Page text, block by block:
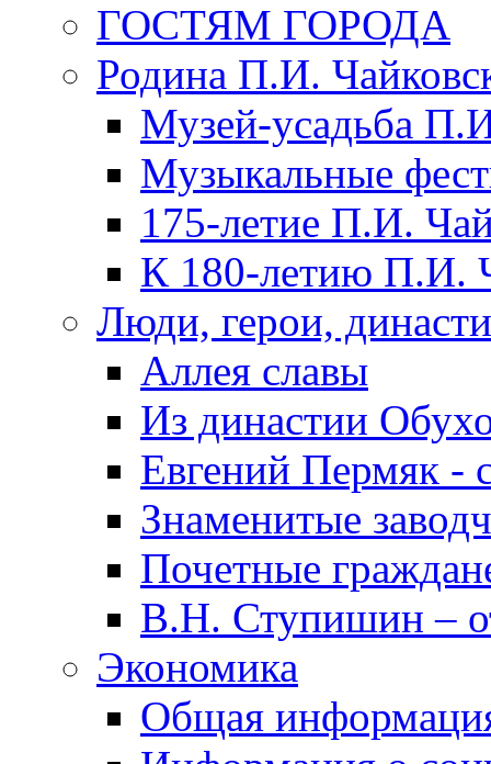
ГОСТЯМ ГОРОДА
Родина П.И.
Музей-усадьба
Музыкальные
175-летие П.И.
К 180-летию П.И.
Люди, герои,
Аллея славы
Из династии
Евгений Пермяк -
Знаменитые
Почетные
В.Н. Ступишин –
Экономика
Общая